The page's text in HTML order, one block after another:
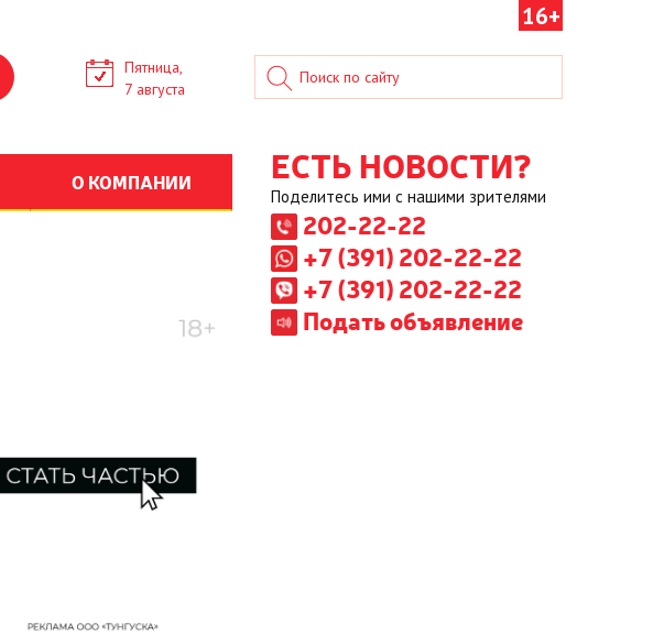
16+
Пятница,
7 августа
О КОМПАНИИ ЕСТЬ НОВОСТИ?
Поделитесь ими с нашими зрителями
202-22-22
+7 (391) 202-22-22
+7 (391) 202-22-22
Подать объявление